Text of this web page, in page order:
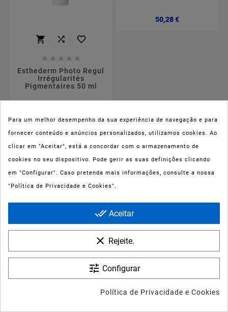
  
    
Esthederm Photo Regul
Irrégularités
Pigmentaires 50 ml
50,28 €Preço
  
 
Nude Touch SPF50+
Rugas e Refirmante
Para um melhor desempenho da sua experiência de navegação e para
fornecer conteúdo e anúncios personalizados, utilizamos cookies. Ao
clicar em "Aceitar", está a concordar com o armazenamento de
cookies no seu dispositivo. Pode gerir as suas definições clicando
em "Configurar". Caso pretenda mais informações, consulte a nossa
"Política de Privacidade e Cookies".
done_all Aceitar
clear Rejeite.
tune Configurar
Política de Privacidade e Cookies